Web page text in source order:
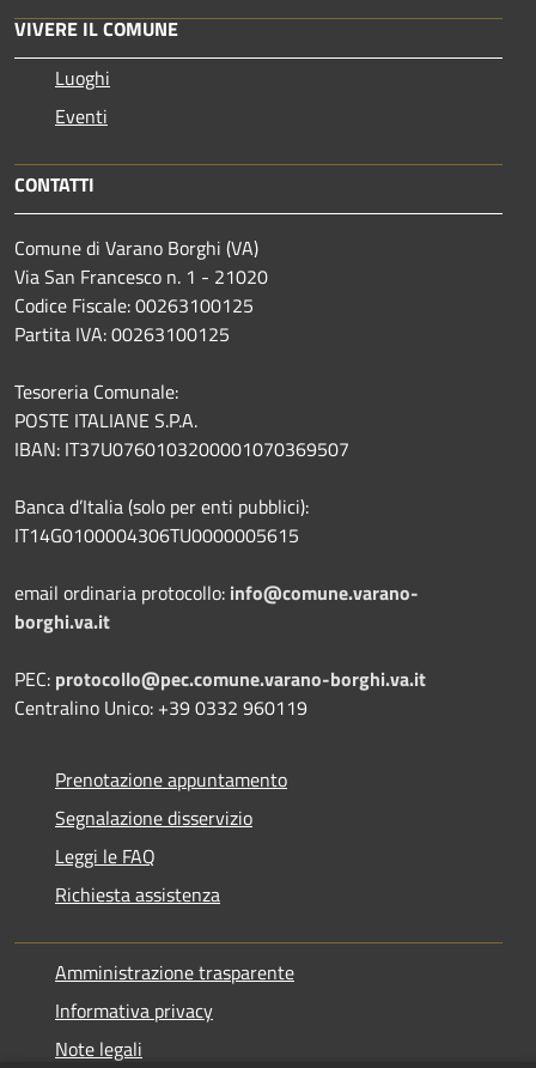
VIVERE IL COMUNE
Luoghi
Eventi
CONTATTI
Comune di Varano Borghi (VA)
Via San Francesco n. 1 - 21020
Codice Fiscale: 00263100125
Partita IVA: 00263100125
Tesoreria Comunale:
POSTE ITALIANE S.P.A.
IBAN: IT37U0760103200001070369507
Banca d’Italia (solo per enti pubblici):
IT14G0100004306TU0000005615
email ordinaria protocollo: info@comune.varano-
borghi.va.it
PEC: protocollo@pec.comune.varano-borghi.va.it
Centralino Unico: +39 0332 960119
Prenotazione appuntamento
Segnalazione disservizio
Leggi le FAQ
Richiesta assistenza
Amministrazione trasparente
Informativa privacy
Note legali